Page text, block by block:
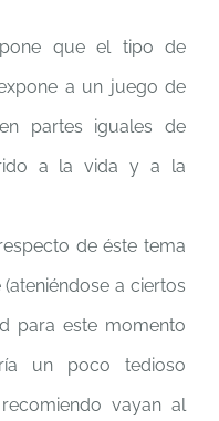
que el tipo de
a un juego de
partes iguales de
a la vida y a la
de éste tema
a ciertos
para este momento
un poco tedioso
vayan al